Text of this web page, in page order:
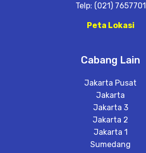
Telp: (021) 7657701
Peta Lokasi
Cabang Lain
Jakarta Pusat
Jakarta
Jakarta 3
Jakarta 2
Jakarta 1
Sumedang